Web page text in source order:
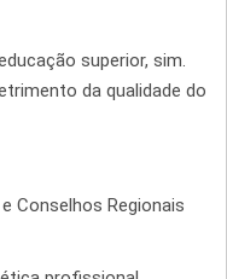
superior, sim.
da qualidade do
Conselhos Regionais